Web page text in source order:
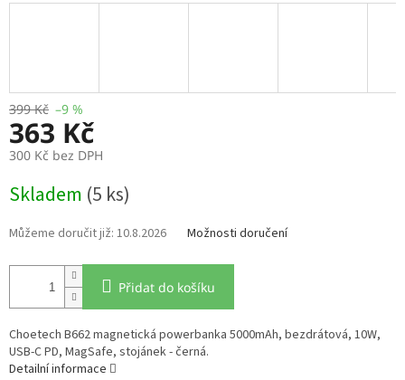
399 Kč –9 %
363 Kč
300 Kč bez DPH
cena:
Skladem (5 ks)
10.8.2026 Možnosti doručení
Přidat do košíku
Choetech B662 magnetická powerbanka 5000mAh, bezdrátová, 10W,
USB-C PD, MagSafe, stojánek - černá.
Detailní informace